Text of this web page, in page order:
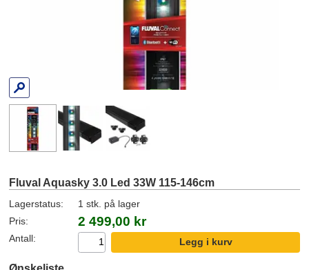
Fluval Aquasky 3.0 Led 33W 115-146cm
Lagerstatus:
1 stk. på lager
Pris:
2 499,00 kr
Antall: